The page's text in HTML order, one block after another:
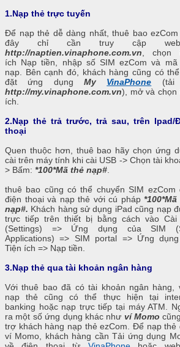
1.Nạp thẻ trực tuyến
Để nạp thẻ dễ dàng nhất, thuê bao
đây chỉ cần truy cập
http://naptien.vinaphone.com.vn, chọn
ích Nạp tiền, nhập số SIM ezCom và mã
nạp. Bên cạnh đó, khách hàng cũng có
đặt ứng dụng My VinaPhone (tải
http://my.vinaphone.com.vn), mở và chọn
ích.
2.Nạp thẻ trả trước, trả sau, trên Ipad/
thoại
Quen thuộc hơn, thuê bao hãy chọn ứng
cài trên máy tính khi cài USB -> Chọn tài
> Bấm: *100*Mã thẻ nạp#.
thuê bao cũng có thể chuyển SIM ezCom
điện thoại và nạp thẻ với cú pháp
nạp#. Khách hàng sử dụng iPad cũng nạp
trực tiếp trên thiết bị bằng cách vào Cài
(Settings) => Ứng dụng của SIM
Applications) => SIM portal => Ứng
Tiện ích => Nạp tiền.
3.Nạp thẻ qua tài khoản ngân hàng
Với thuê bao đã có tài khoản ngân hàng,
nạp thẻ cũng có thể thực hiện tại
banking hoặc nạp trực tiếp tại máy ATM.
ra một số ứng dụng khác như ví Momo
trợ khách hàng nạp thẻ ezCom. Để nạp thẻ
ví Momo, khách hàng cần Tải ứng dụng